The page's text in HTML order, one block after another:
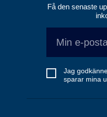
Få den senaste
Jag
sparar mina